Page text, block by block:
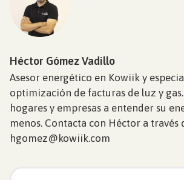
Héctor Gómez Vadillo
Asesor energético en Kowiik y
optimización de facturas de luz y gas.
hogares y empresas a entender su
menos. Contacta con Héctor a través
hgomez@kowiik.com